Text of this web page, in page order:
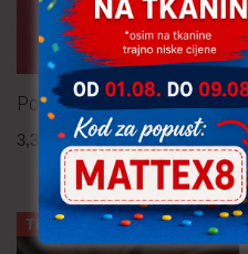
Podstava – pink
3,30 € uključ. PDV po metru
TRAJNO NISKA CIJENA!